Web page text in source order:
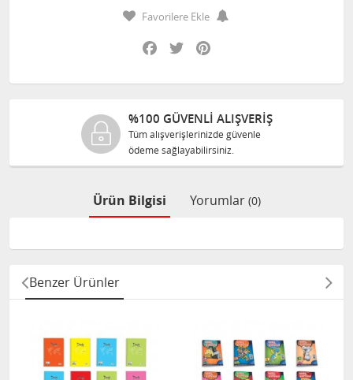
Favorilere Ekle
Facebook
Twitter
%100 GÜVENLİ ALIŞVERİŞ
Tüm alışverişlerinizde güvenle
ödeme sağlayabilirsiniz.
Ürün Bilgisi Yorumlar (0)
Benzer Ürünler